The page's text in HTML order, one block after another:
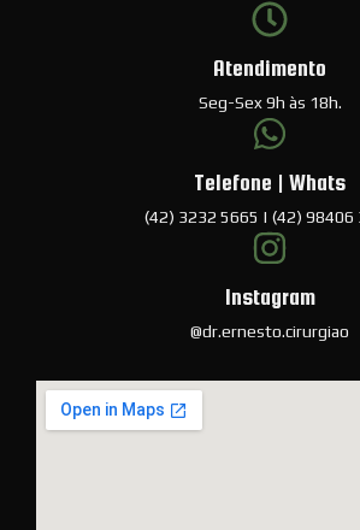
Atendimento
Seg-Sex 9h às 18h.
Telefone | Whats
(42) 3232 5665 | (42) 98406
Instagram
@dr.ernesto.cirurgiao